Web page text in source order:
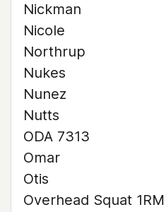
Nickman
Nicole
Northrup
Nukes
Nunez
Nutts
ODA 7313
Omar
Otis
Overhead Squat 1RM